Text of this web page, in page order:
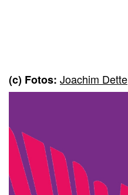
(c) Fotos: Joachim Dette